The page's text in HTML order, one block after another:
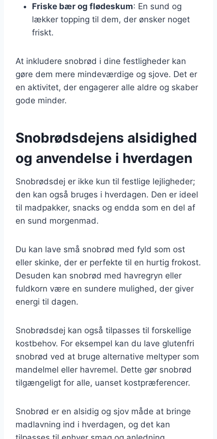
Friske bær og flødeskum: En sund og
lækker topping til dem, der ønsker noget
friskt.
At inkludere snobrød i dine festligheder kan
gøre dem mere mindeværdige og sjove. Det er
en aktivitet, der engagerer alle aldre og skaber
gode minder.
Snobrødsdejens alsidighed
og anvendelse i hverdagen
Snobrødsdej er ikke kun til festlige lejligheder;
den kan også bruges i hverdagen. Den er ideel
til madpakker, snacks og endda som en del af
en sund morgenmad.
Du kan lave små snobrød med fyld som ost
eller skinke, der er perfekte til en hurtig frokost.
Desuden kan snobrød med havregryn eller
fuldkorn være en sundere mulighed, der giver
energi til dagen.
Snobrødsdej kan også tilpasses til forskellige
kostbehov. For eksempel kan du lave glutenfri
snobrød ved at bruge alternative meltyper som
mandelmel eller havremel. Dette gør snobrød
tilgængeligt for alle, uanset kostpræferencer.
Snobrød er en alsidig og sjov måde at bringe
madlavning ind i hverdagen, og det kan